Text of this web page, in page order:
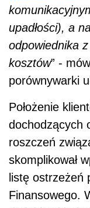
upadłości), a
odpowiednika
kosztów” -
porównywarki
Położenie
dochodzących
roszczeń
skomplikował
listę ostrzeżeń
Finansowego.